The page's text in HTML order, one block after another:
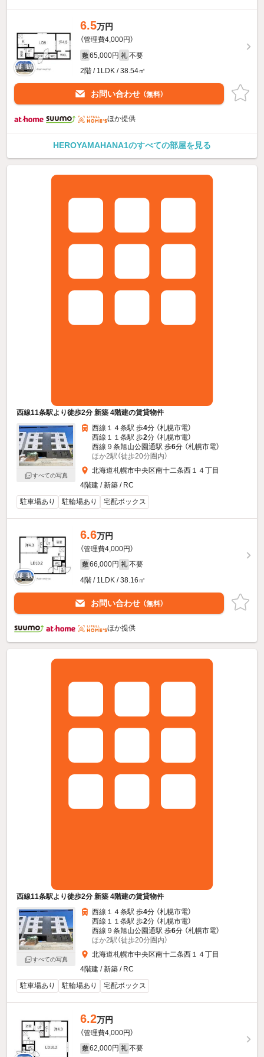
6.5万円
（管理費4,000円）
敷 65,000円 礼 不要
2階 / 1LDK / 38.54㎡
お問い合わせ （無料）
ほか提供
HEROYAMAHANA1のすべての部屋を見る
西線11条駅より徒歩2分 新築 4階建の賃貸物件
すべての写真
西線１４条駅 歩4分 （札幌市電）
西線１１条駅 歩2分 （札幌市電）
西線９条旭山公園通駅 歩6分 （札幌市電）
ほか2駅（徒歩20分圏内）
北海道札幌市中央区南十二条西１４丁目
4階建 / 新築 / RC
駐車場あり
駐輪場あり 宅配ボックス
6.6万円
（管理費4,000円）
敷 66,000円 礼 不要
4階 / 1LDK / 38.16㎡
お問い合わせ （無料）
ほか提供
西線11条駅より徒歩2分 新築 4階建の賃貸物件
すべての写真
西線１４条駅 歩4分 （札幌市電）
西線１１条駅 歩2分 （札幌市電）
西線９条旭山公園通駅 歩6分 （札幌市電）
ほか2駅（徒歩20分圏内）
北海道札幌市中央区南十二条西１４丁目
4階建 / 新築 / RC
駐車場あり
駐輪場あり 宅配ボックス
6.2万円
（管理費4,000円）
敷 62,000円 礼 不要